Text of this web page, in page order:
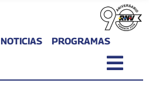
NOTICIAS PROGRAMAS